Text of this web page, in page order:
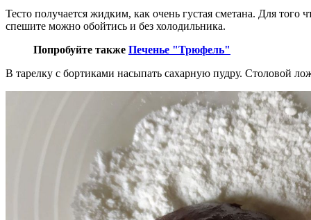
Тесто получается жидким, как очень густая сметана. Для
спешите можно обойтись и без холодильника.
Попробуйте также Печенье "Трюфель"
В тарелку с бортиками насыпать сахарную пудру. Столовой